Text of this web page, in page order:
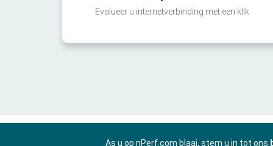
Evalueer u internetverbinding met een klik
As u op nPerf.com blaai, stem u in tot ons